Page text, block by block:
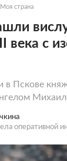
Моя страна
века с
в Пскове
оперативной